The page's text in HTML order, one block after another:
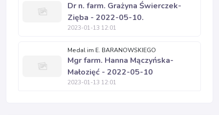
Dr n. farm. Grażyna Świerczek-
Zięba - 2022-05-10.
2023-01-13 12:01
Medal im E. BARANOWSKIEGO
Mgr farm. Hanna Mączyńska-
Małozięć - 2022-05-10
2023-01-13 12:01